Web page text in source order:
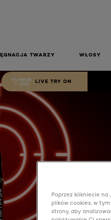
TWARZY WŁOSY
MICRO
LIVE TRY ON
Poprzez klikniecie
plików cookies, w
strony, aby